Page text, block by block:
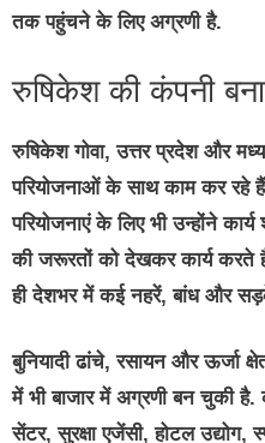
तक पहुंचने के लिए अग्रणी है.
रुषिकेश की कंपनी
रुषिकेश गोवा, उत्तर प्रदेश और
परियोजनाओं के साथ काम कर रहे
परियोजनाएं के लिए भी उन्होंने
की जरूरतों को देखकर कार्य करते
ही देशभर में कई नहरें, बांध और
बुनियादी ढांचे, रसायन और ऊर्जा
में भी बाजार में अग्रणी बन चुकी है.
सेंटर, सुरक्षा एजेंसी, होटल